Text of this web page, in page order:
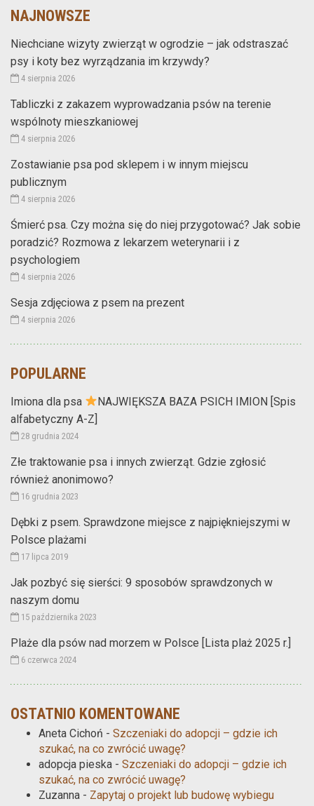
NAJNOWSZE
Niechciane wizyty zwierząt w ogrodzie – jak odstraszać
psy i koty bez wyrządzania im krzywdy?
4 sierpnia 2026
Tabliczki z zakazem wyprowadzania psów na terenie
wspólnoty mieszkaniowej
4 sierpnia 2026
Zostawianie psa pod sklepem i w innym miejscu
publicznym
4 sierpnia 2026
Śmierć psa. Czy można się do niej przygotować? Jak sobie
poradzić? Rozmowa z lekarzem weterynarii i z
psychologiem
4 sierpnia 2026
Sesja zdjęciowa z psem na prezent
4 sierpnia 2026
POPULARNE
Imiona dla psa
NAJWIĘKSZA BAZA PSICH IMION [Spis
alfabetyczny A-Z]
28 grudnia 2024
Złe traktowanie psa i innych zwierząt. Gdzie zgłosić
również anonimowo?
16 grudnia 2023
Dębki z psem. Sprawdzone miejsce z najpiękniejszymi w
Polsce plażami
17 lipca 2019
Jak pozbyć się sierści: 9 sposobów sprawdzonych w
naszym domu
15 października 2023
Plaże dla psów nad morzem w Polsce [Lista plaż 2025 r.]
6 czerwca 2024
OSTATNIO KOMENTOWANE
Aneta Cichoń - Szczeniaki do adopcji – gdzie ich
szukać, na co zwrócić uwagę?
adopcja pieska - Szczeniaki do adopcji – gdzie ich
szukać, na co zwrócić uwagę?
Zuzanna - Zapytaj o projekt lub budowę wybiegu